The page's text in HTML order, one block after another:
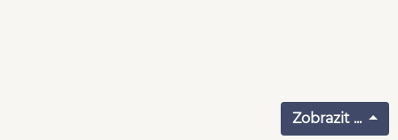
Zobrazit ...